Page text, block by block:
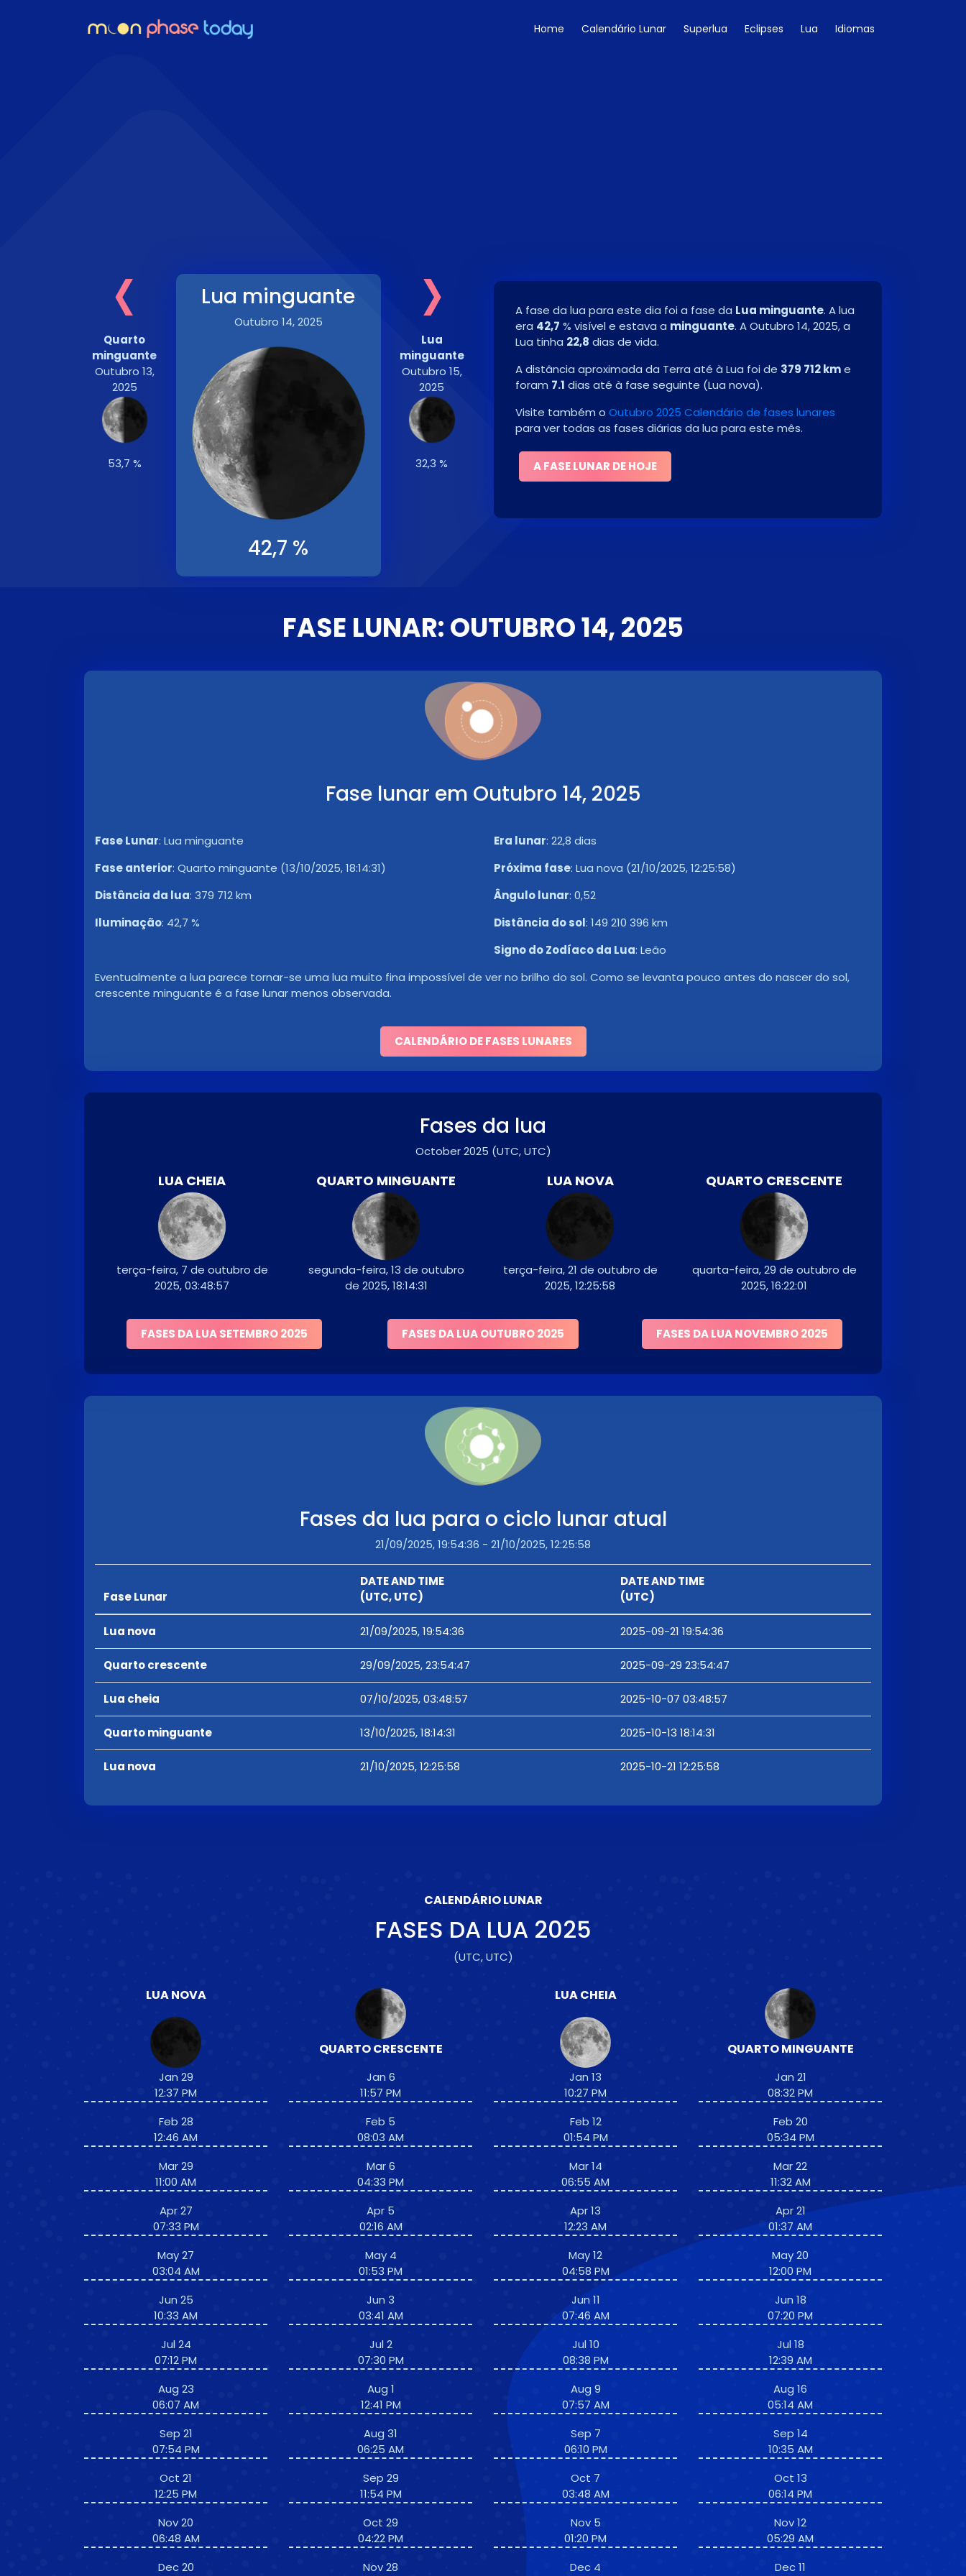
Home Calendário Lunar Superlua Eclipses Lua Idiomas
‹
Quarto
minguante
Outubro 13,
2025
53,7 %
Lua minguante
Outubro 14, 2025
42,7 %
›
Lua
minguante
Outubro 15,
2025
32,3 %
A fase da lua para este dia foi a fase da Lua minguante. A lua
era 42,7 % visível e estava a minguante. AOutubro 14, 2025, a
Lua tinha 22,8 dias de vida.
A distância aproximada da Terra até à Lua foi de 379 712 kme
foram 7.1 dias até à fase seguinte (Lua nova).
Visite também o Outubro 2025 Calendário de fases lunares
para ver todas as fases diárias da lua para este mês.
A FASE LUNAR DE HOJE
FASE LUNAR: OUTUBRO 14, 2025
Fase lunar em Outubro 14, 2025
Fase Lunar: Lua minguante
Fase anterior: Quarto minguante (13/10/2025, 18:14:31)
Distância da lua: 379 712 km
Iluminação: 42,7 %
Era lunar: 22,8 dias
Próxima fase: Lua nova (21/10/2025, 12:25:58)
Ângulo lunar: 0,52
Distância do sol: 149 210 396 km
Signo do Zodíaco da Lua: Leão
Eventualmente a lua parece tornar-se uma lua muito fina impossível de ver no brilho do sol. Como se levanta pouco antes do nascer do sol,
crescente minguante é a fase lunar menos observada.
CALENDÁRIO DE FASES LUNARES
Fases da lua
October 2025 (UTC, UTC)
LUA CHEIA
terça-feira, 7 de outubro de
2025, 03:48:57
QUARTO MINGUANTE
segunda-feira, 13 de outubro
de 2025, 18:14:31
LUA NOVA
terça-feira, 21 de outubro de
2025, 12:25:58
QUARTO CRESCENTE
quarta-feira, 29 de outubro de
2025, 16:22:01
FASES DA LUA SETEMBRO 2025 FASES DA LUA OUTUBRO 2025 FASES DA LUA NOVEMBRO 2025
Fases da lua para o ciclo lunar atual
21/09/2025, 19:54:36 - 21/10/2025, 12:25:58
Fase Lunar
DATE AND TIME
(UTC, UTC)
DATE AND TIME
(UTC)
Lua nova 21/09/2025, 19:54:36 2025-09-21 19:54:36
Quarto crescente 29/09/2025, 23:54:47 2025-09-29 23:54:47
Lua cheia 07/10/2025, 03:48:57 2025-10-07 03:48:57
Quarto minguante 13/10/2025, 18:14:31 2025-10-13 18:14:31
Lua nova 21/10/2025, 12:25:58 2025-10-21 12:25:58
CALENDÁRIO LUNAR
FASES DA LUA 2025
(UTC, UTC)
LUA NOVA
Jan 29
12:37 PM
Feb 28
12:46 AM
Mar 29
11:00 AM
Apr 27
07:33 PM
May 27
03:04 AM
Jun 25
10:33 AM
Jul 24
07:12 PM
Aug 23
06:07 AM
Sep 21
07:54 PM
Oct 21
12:25 PM
Nov 20
06:48 AM
Dec 20
QUARTO CRESCENTE
Jan 6
11:57 PM
Feb 5
08:03 AM
Mar 6
04:33 PM
Apr 5
02:16 AM
May 4
01:53 PM
Jun 3
03:41 AM
Jul 2
07:30 PM
Aug 1
12:41 PM
Aug 31
06:25 AM
Sep 29
11:54 PM
Oct 29
04:22 PM
Nov 28
LUA CHEIA
Jan 13
10:27 PM
Feb 12
01:54 PM
Mar 14
06:55 AM
Apr 13
12:23 AM
May 12
04:58 PM
Jun 11
07:46 AM
Jul 10
08:38 PM
Aug 9
07:57 AM
Sep 7
06:10 PM
Oct 7
03:48 AM
Nov 5
01:20 PM
Dec 4
QUARTO MINGUANTE
Jan 21
08:32 PM
Feb 20
05:34 PM
Mar 22
11:32 AM
Apr 21
01:37 AM
May 20
12:00 PM
Jun 18
07:20 PM
Jul 18
12:39 AM
Aug 16
05:14 AM
Sep 14
10:35 AM
Oct 13
06:14 PM
Nov 12
05:29 AM
Dec 11